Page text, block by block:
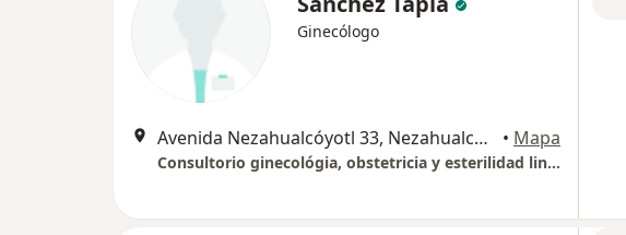
Ginecólogo
Avenida Nezahualcóyotl 33, Nezahualcóyotl • Mapa
Consultorio ginecológia, obstetricia y esterilidad lindavista